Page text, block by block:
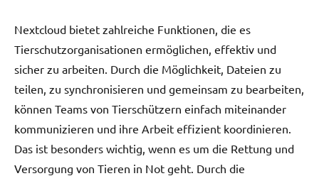
Nextcloud bietet zahlreiche Funktionen, die es
Tierschutzorganisationen ermöglichen, effektiv und
sicher zu arbeiten. Durch die Möglichkeit, Dateien zu
teilen, zu synchronisieren und gemeinsam zu bearbeiten,
können Teams von Tierschützern einfach miteinander
kommunizieren und ihre Arbeit effizient koordinieren.
Das ist besonders wichtig, wenn es um die Rettung und
Versorgung von Tieren in Not geht. Durch die